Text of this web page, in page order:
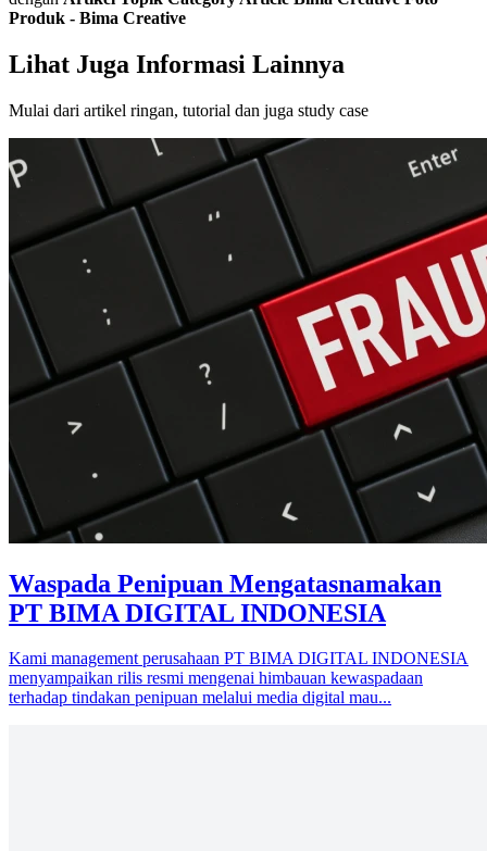
Produk - Bima Creative
Lihat Juga Informasi Lainnya
Mulai dari artikel ringan, tutorial dan juga study case
Waspada Penipuan Mengatasnamakan
PT BIMA DIGITAL INDONESIA
Kami management perusahaan PT BIMA DIGITAL INDONESIA
menyampaikan rilis resmi mengenai himbauan kewaspadaan
terhadap tindakan penipuan melalui media digital mau...